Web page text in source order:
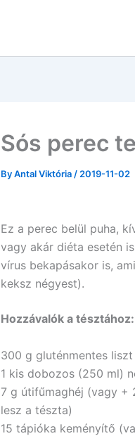
Sós perec
ByAntal Viktória / 2019-11-02
Ez a perec belül puha,
vagy akár diéta esetén
vírus bekapásakor is,
keksz négyest).
Hozzávalók a tésztához:
300 g gluténmentes
1 kis dobozos (250 ml)
7 g útifűmaghéj (vagy +
lesz a tészta)
15 tápióka keményítő